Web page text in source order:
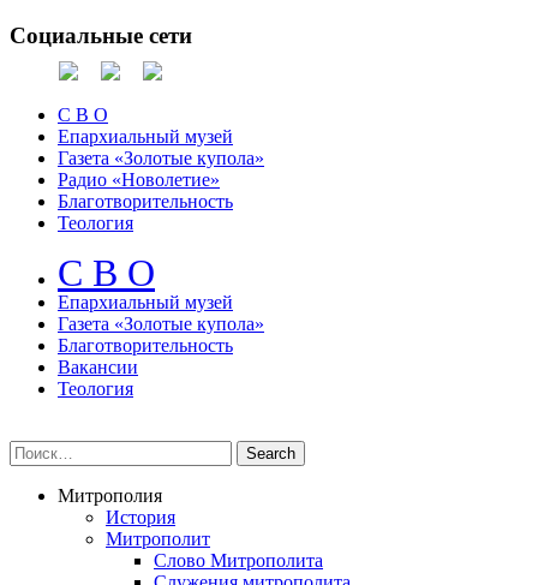
Социальные сети
С В О
Епархиальный музей
Газета «Золотые купола»
Радио «Новолетие»
Благотворительность
Теология
С В О
Епархиальный музeй
Газета «Золотые купола»
Благотворительность
Вакансии
Теология
Митрополия
История
Митрополит
Слово Митрополита